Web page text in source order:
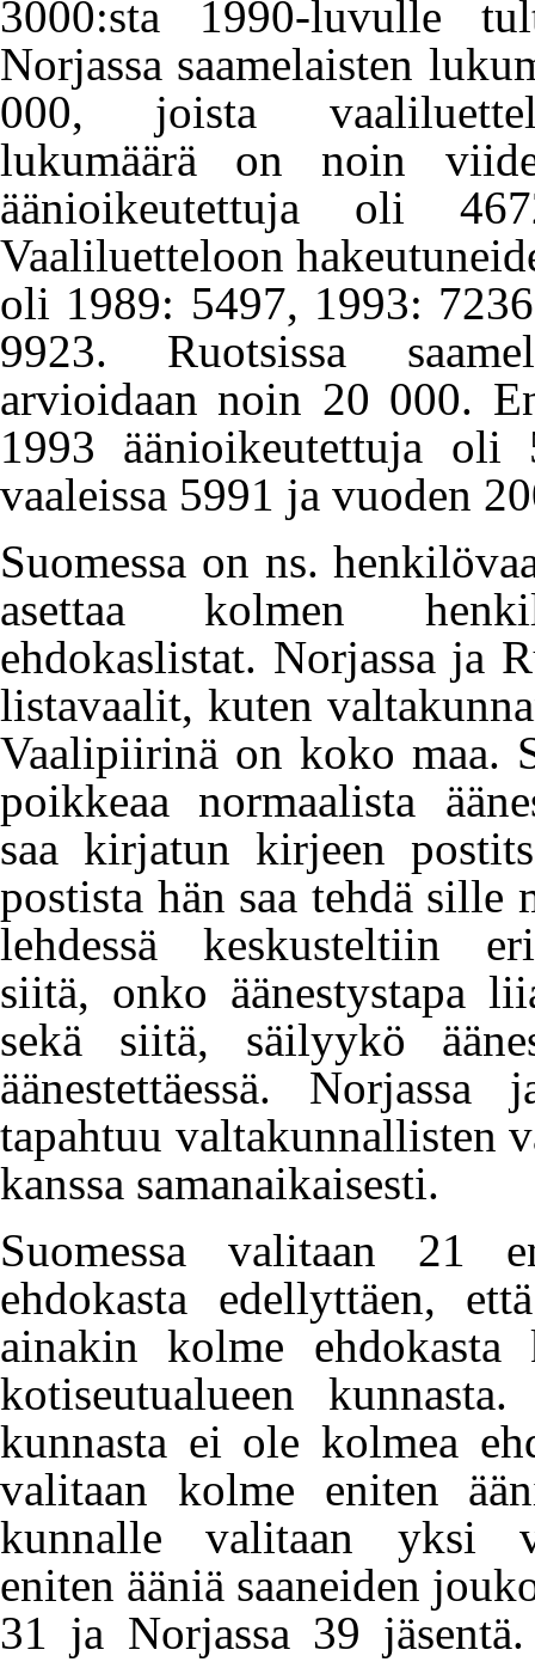
3000:sta 1990-luvulle
Norjassa saamelaisten
000, joista
lukumäärä on noin
äänioikeutettuja oli
Vaaliluetteloon
oli 1989: 5497, 1993:
9923. Ruotsissa
arvioidaan noin 20 000.
1993 äänioikeutettuja
vaaleissa 5991 ja vuoden
Suomessa on ns.
asettaa kolmen
ehdokaslistat. Norjassa ja
listavaalit, kuten
Vaalipiirinä on koko maa.
poikkeaa normaalista
saa kirjatun kirjeen
postista hän saa tehdä sille
lehdessä keskusteltiin
siitä, onko äänestystapa
sekä siitä, säilyykö
äänestettäessä. Norjassa
tapahtuu valtakunnallisten
kanssa samanaikaisesti.
Suomessa valitaan 21
ehdokasta edellyttäen,
ainakin kolme ehdokasta
kotiseutualueen
kunnasta ei ole kolmea
valitaan kolme eniten
kunnalle valitaan yksi
eniten ääniä saaneiden
31 ja Norjassa 39